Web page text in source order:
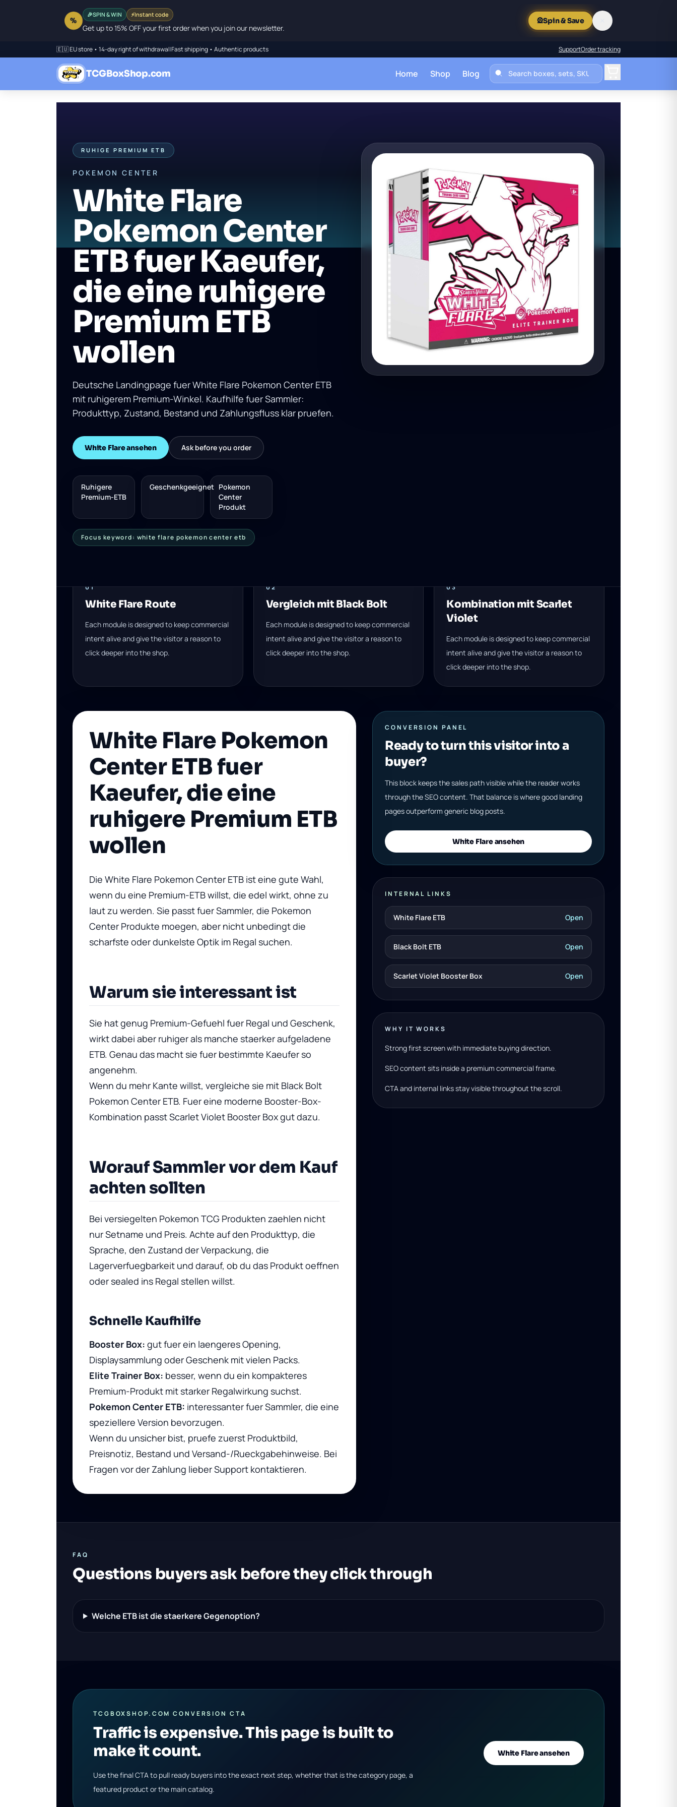
%
🎉SPIN & WIN ⚡Instant code
Get up to 15% OFF your first order when you join our newsletter.
🎡Spin & Save
🇪🇺 EU store • 14-day right of withdrawal|Fast shipping • Authentic products SupportOrder tracking
TCGBoxShop.com Home Shop Blog Cart
RUHIGE PREMIUM ETB
POKEMON CENTER
White Flare
Pokemon Center
ETB fuer Kaeufer,
die eine ruhigere
Premium ETB
wollen
Deutsche Landingpage fuer White Flare Pokemon Center ETB
mit ruhigerem Premium-Winkel. Kaufhilfe fuer Sammler:
Produkttyp, Zustand, Bestand und Zahlungsfluss klar pruefen.
White Flare ansehen Ask before you order
Ruhigere
Premium-ETB
Geschenkgeeignet Pokemon
Center
Produkt
Focus keyword: white flare pokemon center etb
01
White Flare Route
Each module is designed to keep commercial
intent alive and give the visitor a reason to
click deeper into the shop.
02
Vergleich mit Black Bolt
Each module is designed to keep commercial
intent alive and give the visitor a reason to
click deeper into the shop.
03
Kombination mit Scarlet
Violet
Each module is designed to keep commercial
intent alive and give the visitor a reason to
click deeper into the shop.
White Flare Pokemon
Center ETB fuer
Kaeufer, die eine
ruhigere Premium ETB
wollen
Die White Flare Pokemon Center ETB ist eine gute Wahl,
wenn du eine Premium-ETB willst, die edel wirkt, ohne zu
laut zu werden. Sie passt fuer Sammler, die Pokemon
Center Produkte moegen, aber nicht unbedingt die
scharfste oder dunkelste Optik im Regal suchen.
Warum sie interessant ist
Sie hat genug Premium-Gefuehl fuer Regal und Geschenk,
wirkt dabei aber ruhiger als manche staerker aufgeladene
ETB. Genau das macht sie fuer bestimmte Kaeufer so
angenehm.
Wenn du mehr Kante willst, vergleiche sie mit Black Bolt
Pokemon Center ETB. Fuer eine moderne Booster-Box-
Kombination passtScarlet Violet Booster Boxgut dazu.
Worauf Sammler vor dem Kauf
achten sollten
Bei versiegelten Pokemon TCG Produkten zaehlen nicht
nur Setname und Preis. Achte auf den Produkttyp, die
Sprache, den Zustand der Verpackung, die
Lagerverfuegbarkeit und darauf, ob du das Produkt oeffnen
oder sealed ins Regal stellen willst.
Schnelle Kaufhilfe
Booster Box: gut fuer ein laengeres Opening,
Displaysammlung oder Geschenk mit vielen Packs.
Elite Trainer Box: besser, wenn du ein kompakteres
Premium-Produkt mit starker Regalwirkung suchst.
Pokemon Center ETB: interessanter fuer Sammler, die eine
speziellere Version bevorzugen.
Wenn du unsicher bist, pruefe zuerst Produktbild,
Preisnotiz, Bestand und Versand-/Rueckgabehinweise. Bei
Fragen vor der Zahlung lieber Support kontaktieren.
CONVERSION PANEL
Ready to turn this visitor into a
buyer?
This block keeps the sales path visible while the reader works
through the SEO content. That balance is where good landing
pages outperform generic blog posts.
White Flare ansehen
INTERNAL LINKS
White Flare ETB Open
Black Bolt ETB Open
Scarlet Violet Booster Box Open
WHY IT WORKS
Strong first screen with immediate buying direction.
SEO content sits inside a premium commercial frame.
CTA and internal links stay visible throughout the scroll.
FAQ
Questions buyers ask before they click through
Welche ETB ist die staerkere Gegenoption?
TCGBOXSHOP.COM CONVERSION CTA
Traffic is expensive. This page is built to
make it count.
Use the final CTA to pull ready buyers into the exact next step, whether that is the category page, a
featured product or the main catalog.
White Flare ansehen